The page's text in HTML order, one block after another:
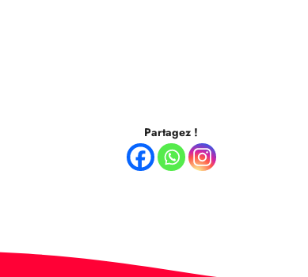
Partagez !